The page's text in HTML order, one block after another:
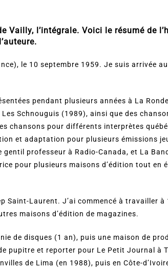
Vailly, l’intégrale. Voici le résumé de
le 10 septembre 1959. Je suis arrivée
pendant plusieurs années à La
Schnouguis (1989), ainsi que des
chansons pour différents interprètes
et adaptation pour plusieurs émissions
gentil professeur à Radio-Canada, et La
pour plusieurs maisons d’édition tout en
Saint-Laurent. J’ai commencé à travailler à
maisons d’édition de magazines.
de disques (1 an), puis une maison de
pupitre et reporter pour Le Petit Journal à
de Lima (en 1988), puis en Côte-